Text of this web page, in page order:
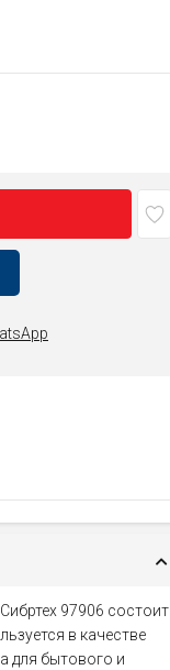
97906 состоит
в качестве
для бытового и